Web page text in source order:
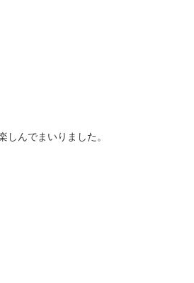
んでまいりました。